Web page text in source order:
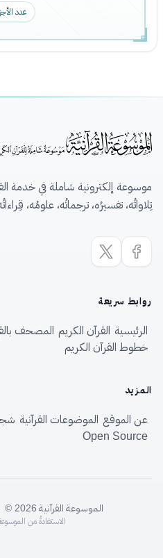
عدد
موسوعة إلكترونية شاملة في خدمة
تِلاواتُه، تفسيرُه، ترجماتُه، علومُه،
روابط سريعة
الرئيسية القرآن الكريم المصحف
خطوط القرآن الكريم
المزيد
عن الموقع الموضوعات القرآنية
Open Source
الموسوعة القرآنية © 2026
الاستفادةُ من